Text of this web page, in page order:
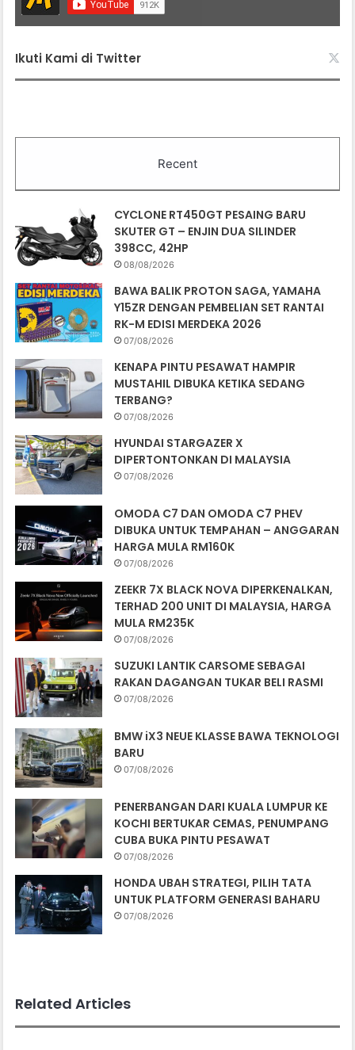
Ikuti Kami di Twitter
Recent
CYCLONE RT450GT PESAING BARU
SKUTER GT – ENJIN DUA SILINDER
398CC, 42HP
08/08/2026
BAWA BALIK PROTON SAGA, YAMAHA
Y15ZR DENGAN PEMBELIAN SET RANTAI
RK-M EDISI MERDEKA 2026
07/08/2026
KENAPA PINTU PESAWAT HAMPIR
MUSTAHIL DIBUKA KETIKA SEDANG
TERBANG?
07/08/2026
HYUNDAI STARGAZER X
DIPERTONTONKAN DI MALAYSIA
07/08/2026
OMODA C7 DAN OMODA C7 PHEV
DIBUKA UNTUK TEMPAHAN – ANGGARAN
HARGA MULA RM160K
07/08/2026
ZEEKR 7X BLACK NOVA DIPERKENALKAN,
TERHAD 200 UNIT DI MALAYSIA, HARGA
MULA RM235K
07/08/2026
SUZUKI LANTIK CARSOME SEBAGAI
RAKAN DAGANGAN TUKAR BELI RASMI
07/08/2026
BMW iX3 NEUE KLASSE BAWA TEKNOLOGI
BARU
07/08/2026
PENERBANGAN DARI KUALA LUMPUR KE
KOCHI BERTUKAR CEMAS, PENUMPANG
CUBA BUKA PINTU PESAWAT
07/08/2026
HONDA UBAH STRATEGI, PILIH TATA
UNTUK PLATFORM GENERASI BAHARU
07/08/2026
Related Articles